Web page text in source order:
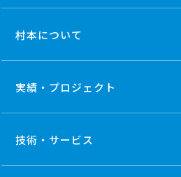
村本について
実績・プロジェクト
技術・ サービス